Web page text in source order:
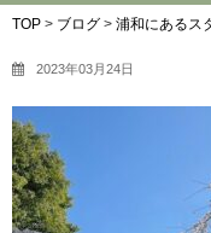
TOP > ブログ > 浦和にあるス
2023年03月24日